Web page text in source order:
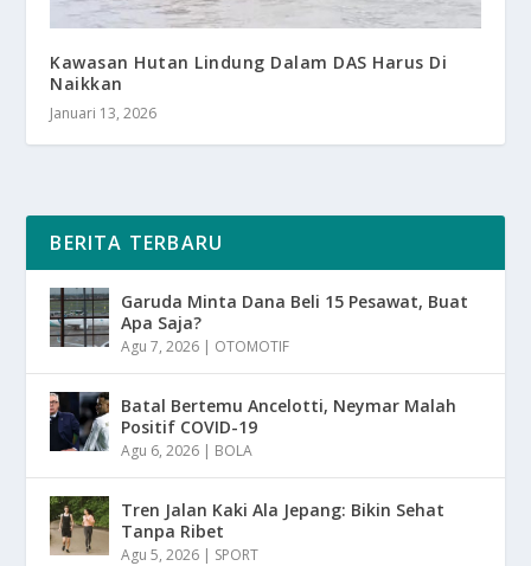
Kawasan Hutan Lindung Dalam DAS Harus Di
Naikkan
Januari 13, 2026
BERITA TERBARU
Garuda Minta Dana Beli 15 Pesawat, Buat
Apa Saja?
Agu 7, 2026 | OTOMOTIF
Batal Bertemu Ancelotti, Neymar Malah
Positif COVID-19
Agu 6, 2026 | BOLA
Tren Jalan Kaki Ala Jepang: Bikin Sehat
Tanpa Ribet
Agu 5, 2026 | SPORT